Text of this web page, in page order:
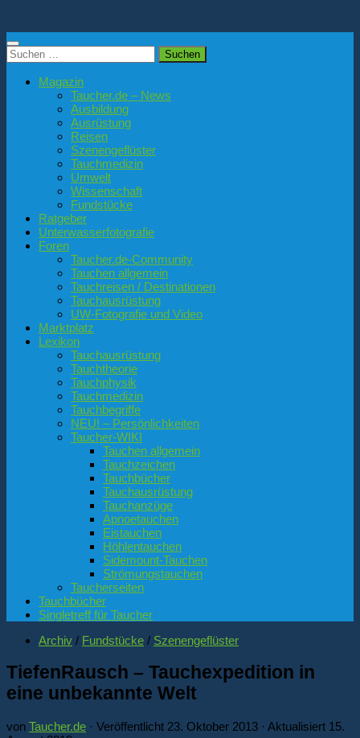
Suchen
nach:
Magazin
Taucher.de – News
Ausbildung
Ausrüstung
Reisen
Szenengeflüster
Tauchmedizin
Umwelt
Wissenschaft
Fundstücke
Ratgeber
Unterwasserfotografie
Foren
Taucher.de-Community
Tauchen allgemein
Tauchreisen / Destinationen
Tauchausrüstung
UW-Fotografie und Video
Marktplatz
Lexikon
Tauchausrüstung
Tauchtheorie
Tauchphysik
Tauchmedizin
Tauchbegriffe
NEU! – Persönlichkeiten
Taucher-WIKI
Tauchen allgemein
Tauchzeichen
Tauchbücher
Tauchausrüstung
Tauchanzüge
Apnoetauchen
Eistauchen
Höhlentauchen
Sidemount-Tauchen
Strömungstauchen
Taucherseiten
Tauchbücher
Singletreff für Taucher
Archiv / Fundstücke / Szenengeflüster
TiefenRausch – Tauchexpedition in
eine unbekannte Welt
von Taucher.de · Veröffentlicht 23. Oktober 2013 · Aktualisiert 15.